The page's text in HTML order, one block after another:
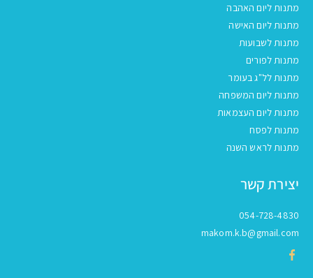
מתנות ליום האהבה
מתנות ליום האישה
מתנות לשבועות
מתנות לפורים
מתנות לל"ג בעומר
מתנות ליום המשפחה
מתנות ליום העצמאות
מתנות לפסח
מתנות לראש השנה
יצירת קשר
054-728-4830
makom.k.b@gmail.com